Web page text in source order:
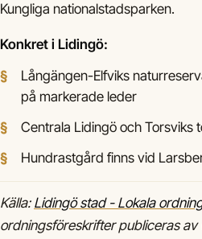
Kungliga nationalstadsparken.
Konkret i Lidingö:
Långängen-Elfviks
på markerade leder
Centrala Lidingö och Torsviks
Hundrastgård finns vid
Källa: Lidingö stad - Lokala
ordningsföreskrifter publiceras av